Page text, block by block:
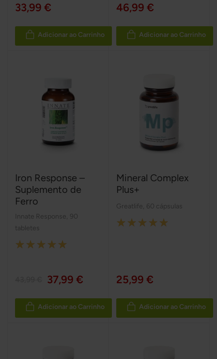
33,99 €
Adicionar ao Carrinho
46,99 €
Adicionar ao Carrinho
Iron Response –
Suplemento de
Ferro
Innate Response 90
tabletes
Rating:
37,99 €
Adicionar ao Carrinho
Mineral Complex
Plus+
Greatlife 60 cápsulas
Rating:
25,99 €
Adicionar ao Carrinho